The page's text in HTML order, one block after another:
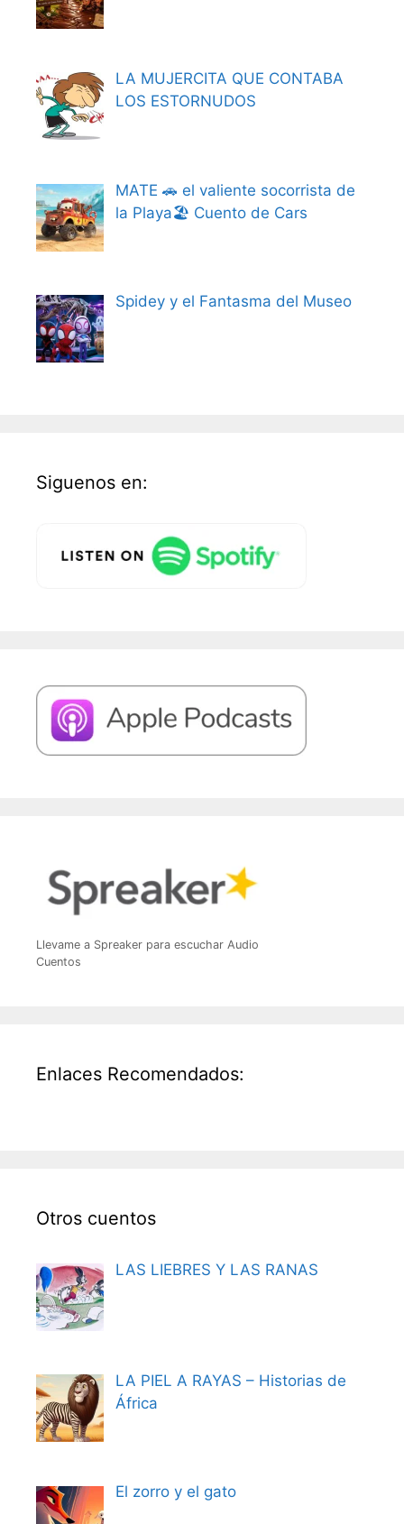
LA MUJERCITA QUE CONTABA
LOS ESTORNUDOS
MATE 🚗 el valiente socorrista de
la Playa🏖️ Cuento de Cars
Spidey y el Fantasma del Museo
Siguenos en:
Llevame a Spreaker para escuchar Audio
Cuentos
Enlaces Recomendados:
Otros cuentos
LAS LIEBRES Y LAS RANAS
LA PIEL A RAYAS – Historias de
África
El zorro y el gato